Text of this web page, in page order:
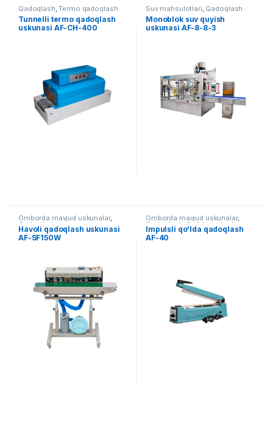
Qadoqlash ,Termo qadoqlash
Tunnelli termo qadoqlash
uskunasi AF-CH-400
Suv mahsulotlari Qadoqlash
Monoblok suv quyish
uskunasi AF-8-8-3
Omborda mavjud uskunalar,
Qadoqlash
Havoli qadoqlash uskunasi
AF-SF150W
Omborda mavjud uskunalar,
Qadoqlash Qo'lda qadoqlash
Impulsli qo’lda qadoqlash
AF-40